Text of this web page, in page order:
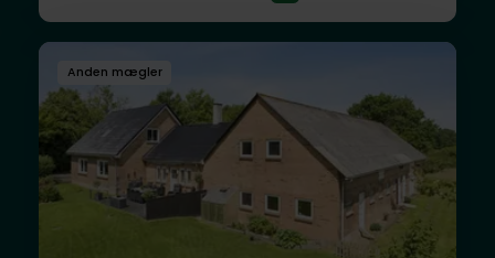
Anden mægler